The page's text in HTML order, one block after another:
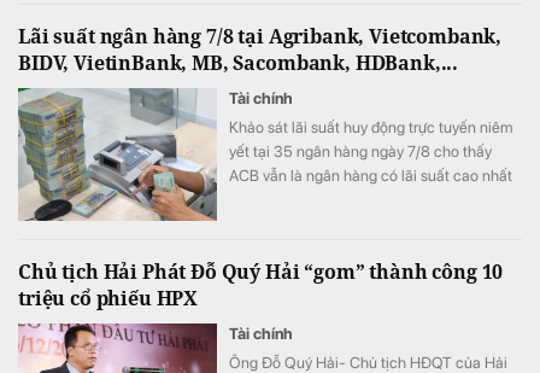
Lãi suất ngân hàng 7/8 tại Agribank, Vietcombank,
BIDV, VietinBank, MB, Sacombank, HDBank,...
Tài chính
Khảo sát lãi suất huy động trực tuyến niêm
yết tại 35 ngân hàng ngày 7/8 cho thấy
ACB vẫn là ngân hàng có lãi suất cao nhất
Chủ tịch Hải Phát Đỗ Quý Hải “gom” thành công 10
triệu cổ phiếu HPX
Tài chính
Ông Đỗ Quý Hải- Chủ tịch HĐQT của Hải